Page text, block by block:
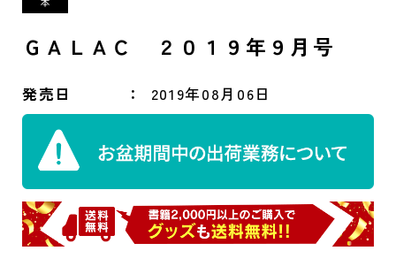
ＧＡＬＡＣ ２０１９年９月号
発売日 2019年08月06日